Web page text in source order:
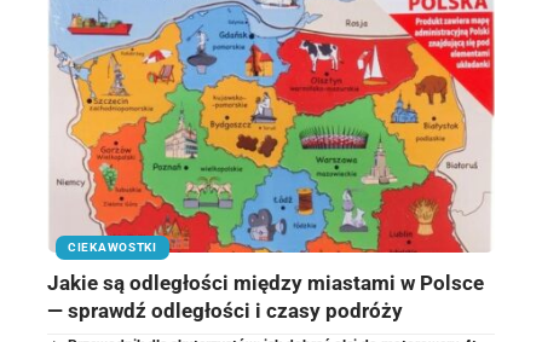
CIEKAWOSTKI
Jakie są odległości między miastami w Polsce
— sprawdź odległości i czasy podróży